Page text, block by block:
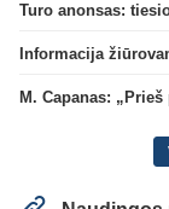
Turo anonsas:
Informacija